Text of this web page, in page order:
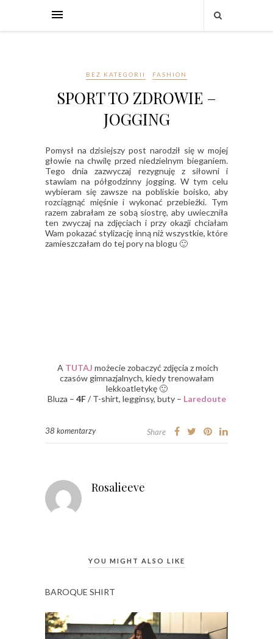
BEZ KATEGORII FASHION
SPORT TO ZDROWIE –
JOGGING
Pomysł na dzisiejszy post narodził się w mojej
głowie na chwilę przed niedzielnym bieganiem.
Tego dnia zazwyczaj rezygnuję z siłowni i
stawiam na półgodzinny jogging. W tym celu
wybieram się zawsze na pobliskie boisko, aby
rozciągnąć mięśnie i wykonać przebieżki. Tym
razem zabrałam ze sobą siostrę, aby uwieczniła
ten zwyczaj na zdjęciach i przy okazji chciałam
Wam pokazać stylizację inną niż wszystkie, które
zamieszczałam do tej pory na blogu 🙂
A TUTAJ możecie zobaczyć zdjęcia z moich
czasów gimnazjalnych, kiedy trenowałam
lekkoatletykę 🙂
Bluza – 4F/ T-shirt, legginsy, buty – Laredoute
38 komentarzy Share
Rosalieeve
YOU MIGHT ALSO LIKE
BAROQUE SHIRT